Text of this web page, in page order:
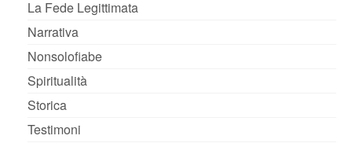
La Fede Legittimata
Narrativa
Nonsolofiabe
Spiritualità
Storica
Testimoni